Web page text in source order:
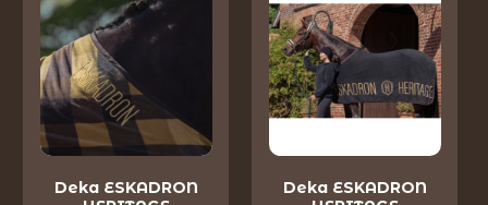
Deka ESKADRON
Deka ESKADRON